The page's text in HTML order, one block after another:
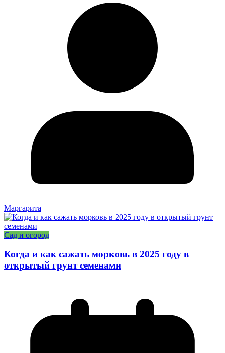
Маргарита
Сад и огород
Когда и как сажать морковь в 2025 году в
открытый грунт семенами